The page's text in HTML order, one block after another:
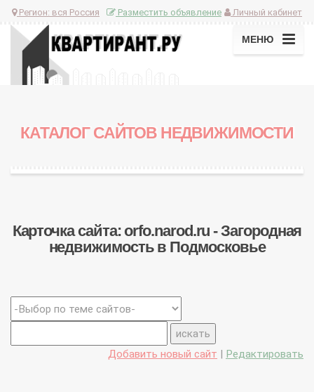
Регион: вся Россия Личный кабинет
Разместить объявление
МЕНЮ
КАТАЛОГ САЙТОВ НЕДВИЖИМОСТИ
Карточка сайта: orfo.narod.ru - Загородная
недвижимость в Подмосковье
Добавить новый сайт Редактировать